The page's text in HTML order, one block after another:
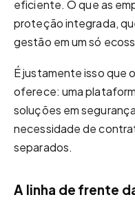
eficiente. O que as
proteção integrada,
gestão em um só
É justamente isso que o
oferece: uma
soluções em
necessidade de
separados.
A linha de frente